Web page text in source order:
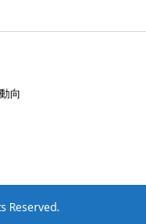
向
Reserved.